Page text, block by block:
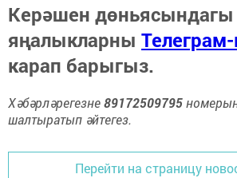
Керәшен дөньясындагы
яңалыкларны
карап барыгыз.
Хәбәрләрегезне89172509795
шалтыратып әйтегез.
Перейти на страницу